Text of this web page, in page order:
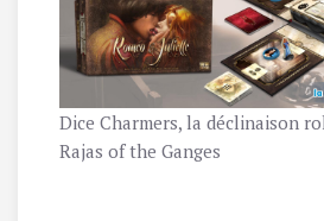
Dice Charmers, la déclinaison
Rajas of the Ganges